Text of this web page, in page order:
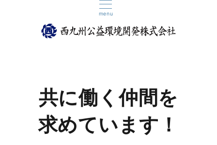
menu
共に働く仲間を
求めています！